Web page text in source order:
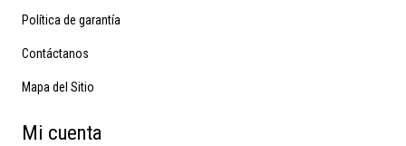
Política de garantía
Contáctanos
Mapa del Sitio
Mi cuenta